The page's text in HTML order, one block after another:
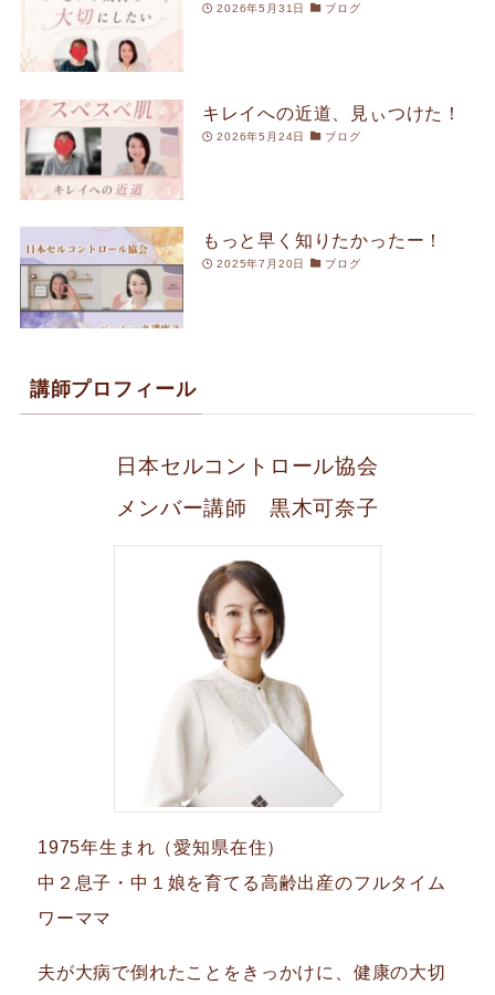
2026年5月31日 ブログ
キレイへの近道、見ぃつけた！
2026年5月24日 ブログ
もっと早く知りたかったー！
2025年7月20日 ブログ
講師プロフィール
日本セルコントロール協会
メンバー講師 黒木可奈子
1975年生まれ（愛知県在住）
中２息子・中１娘を育てる高齢出産のフルタイム
ワーママ
夫が大病で倒れたことをきっかけに、健康の大切